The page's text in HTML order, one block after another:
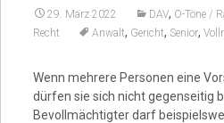
29. März 2022 DAV, O-Töne /
Recht Anwalt, Gericht, Senior,
Wenn mehrere Personen eine
dürfen sie sich nicht gegenseitig
Bevollmächtigter darf